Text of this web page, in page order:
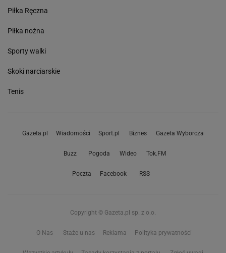
Piłka Ręczna
Piłka nożna
Sporty walki
Skoki narciarskie
Tenis
Gazeta.pl Wiadomości Sport.pl Biznes Gazeta Wyborcza
Buzz Pogoda Wideo Tok.FM
Poczta Facebook RSS
Copyright © Gazeta.pl sp. z o.o.
O Nas Staże u nas Reklama Polityka prywatności